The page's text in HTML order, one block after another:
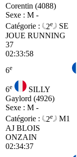
Corentin (4088)
Sexe : M -
Catégorie :
2e
SE
JOUE RUNNING
37
02:33:58
6e
6e
SILLY
Gaylord (4926)
Sexe : M -
Catégorie :
2e
M1
AJ BLOIS
ONZAIN
02:34:37